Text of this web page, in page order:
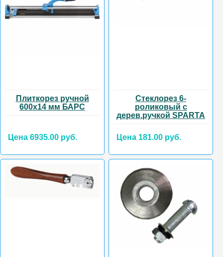
Плиткорез ручной
600х14 мм БАРС
Цена 6935.00 руб.
Стеклорез 6-
роликовый с
дерев.ручкой SPARTA
Цена 181.00 руб.